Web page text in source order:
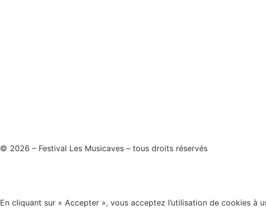
© 2026 – Festival Les Musicaves – tous droits réservés
En cliquant sur « Accepter », vous acceptez l’utilisation de cookies